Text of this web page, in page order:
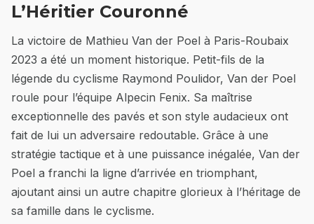
L’Héritier Couronné
La victoire de Mathieu Van der Poel à Paris-Roubaix
2023 a été un moment historique. Petit-fils de la
légende du cyclisme Raymond Poulidor, Van der Poel
roule pour l’équipe Alpecin Fenix. Sa maîtrise
exceptionnelle des pavés et son style audacieux ont
fait de lui un adversaire redoutable. Grâce à une
stratégie tactique et à une puissance inégalée, Van der
Poel a franchi la ligne d’arrivée en triomphant,
ajoutant ainsi un autre chapitre glorieux à l’héritage de
sa famille dans le cyclisme.